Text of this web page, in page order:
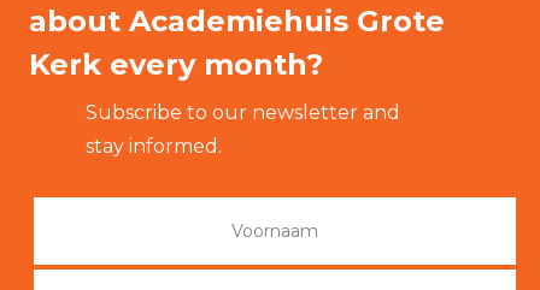
about Academiehuis Grote
Kerk every month?
Subscribe to our newsletter and
stay informed.